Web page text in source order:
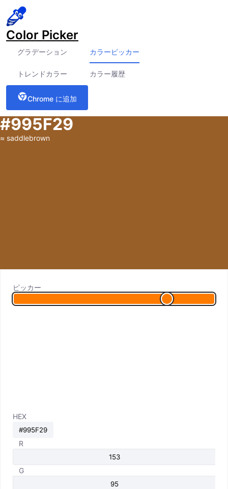
Color Picker
グラデーション カラーピッカー
トレンドカラー カラー履歴
Chrome に追加
#995F29
≈ saddlebrown
ピッカー
HEX
R
G